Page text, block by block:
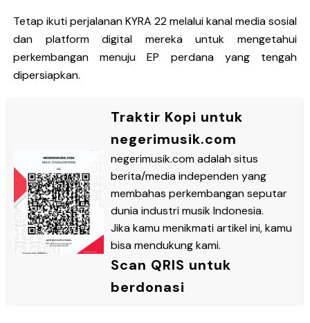
Tetap ikuti perjalanan KYRA 22 melalui kanal media sosial
dan platform digital mereka untuk mengetahui
perkembangan menuju EP perdana yang tengah
dipersiapkan.
Traktir Kopi untuk
negerimusik.com
negerimusik.com adalah situs
berita/media independen yang
membahas perkembangan seputar
dunia industri musik Indonesia.
Jika kamu menikmati artikel ini, kamu
bisa mendukung kami.
Scan QRIS untuk
berdonasi